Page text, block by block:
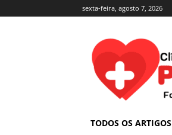
sexta-feira, agosto 7, 2026
TODOS OS ARTIGOS